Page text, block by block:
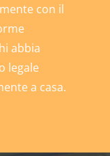
con il
abbia
legale
a casa.